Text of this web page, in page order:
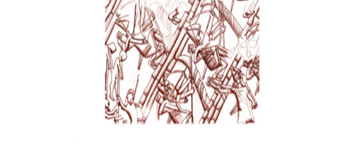
הנחת אתר ספר מודפס
$31
$28